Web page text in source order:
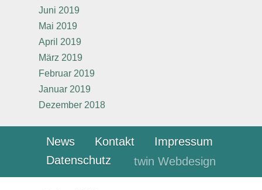
Juni 2019
Mai 2019
April 2019
März 2019
Februar 2019
Januar 2019
Dezember 2018
News Kontakt
Impressum
Datenschutz
twin Webdesign